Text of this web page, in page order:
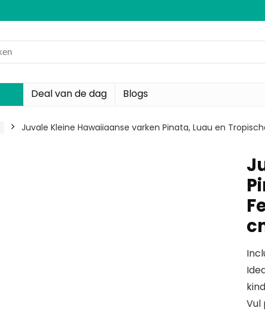
Deal van de dag Blogs
Juvale Kleine Hawaiiaanse varken Pinata, Luau en
Vul